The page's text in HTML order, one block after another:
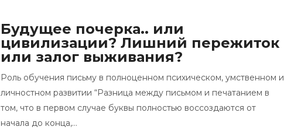
Будущее почерка.. или
цивилизации? Лишний пережиток
или залог выживания?
Роль обучения письму в полноценном психическом, умственном и
личностном развитии “Разница между письмом и печатанием в
том, что в первом случае буквы полностью воссоздаются от
начала до конца,…